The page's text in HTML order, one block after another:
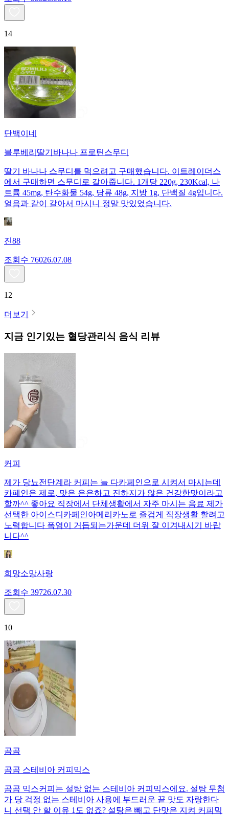
14
단백이네
블루베리딸기바나나 프로틴스무디
딸기 바나나 스무디를 먹으려고 구매했습니다. 이트레이더스
에서 구매하면 스무디로 갈아줍니다. 1개당 220g, 230Kcal, 나
트륨 45mg, 탄수화물 54g, 당류 48g, 지방 1g, 단백질 4g입니다.
얼음과 같이 갈아서 마시니 정말 맛있었습니다.
진88
조회수 76026.07.08
12
더보기
지금 인기있는 혈당관리식 음식 리뷰
커피
제가 당뇨전단계라 커피는 늘 다카페인으로 시켜서 마시는데
카페인은 제로, 맛은 은은하고 진하지가 않은 건강한맛이라고
할까^^ 좋아요 직장에서 단체생활에서 자주 마시는 음료 제가
선택한 아이스디카페인아메리카노로 즐겁게 직장생활 할려고
노력합니다 폭염이 거듭되는가운데 더위 잘 이겨내시기 바랍
니다^^
희망소망사랑
조회수 39726.07.30
10
곰곰
곰곰 스테비아 커피믹스
곰곰 믹스커피는 설탕 없는 스테비아 커피믹스에요. 설탕 무첨
가 당 걱정 없는 스테비아 사용에 부드러운 끝 맛도 자랑한다
니 선택 안 할 이유 1도 없죠? 설탕은 빼고 단맛은 지켜 커피믹